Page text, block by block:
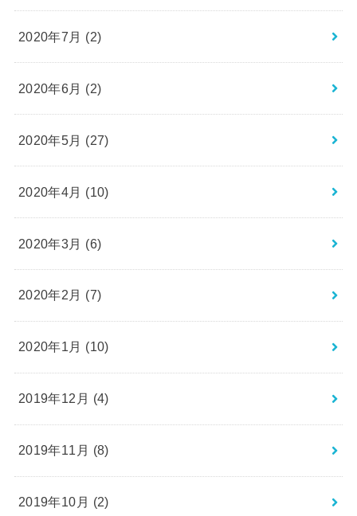
2020年7月 (2)
2020年6月 (2)
2020年5月 (27)
2020年4月 (10)
2020年3月 (6)
2020年2月 (7)
2020年1月 (10)
2019年12月 (4)
2019年11月 (8)
2019年10月 (2)